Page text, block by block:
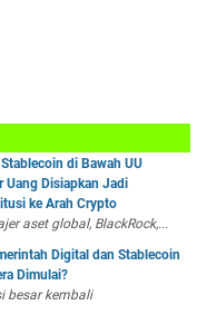
di Bawah UU
Uang Disiapkan Jadi
ke Arah Crypto
aset global, BlackRock,...
Digital dan Stablecoin
Dimulai?
besar kembali